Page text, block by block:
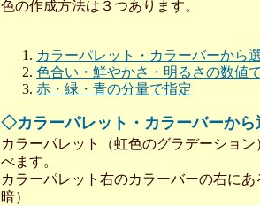
色の作成方法は３つあります。
カラーパレット・カラーバーから
色合い・鮮やかさ・明るさの数値
赤・緑・青の分量で指定
◇カラーパレット・カラーバーから
カラーパレット（虹色のグラデーショ
べます。
カラーパレット右のカラーバーの右に
暗）